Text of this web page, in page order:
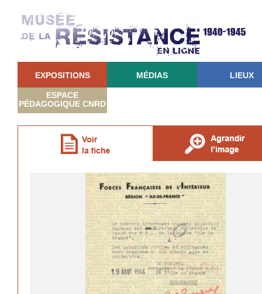
EXPOSITIONS MÉDIAS LIEUX
ESPACE
PÉDAGOGIQUE CNRD